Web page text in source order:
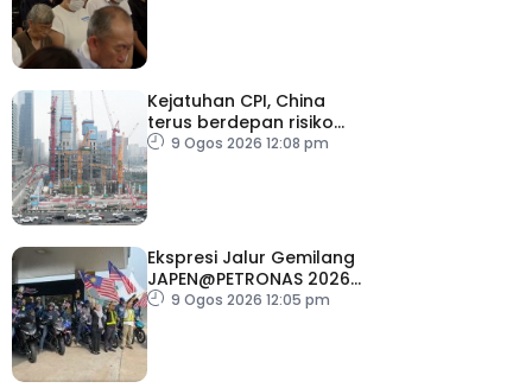
Kejatuhan CPI, China
terus berdepan risiko
deflasi
9 Ogos 2026 12:08 pm
Ekspresi Jalur Gemilang
JAPEN@PETRONAS 2026
dilancar serentak di 15
9 Ogos 2026 12:05 pm